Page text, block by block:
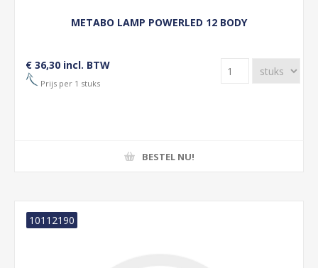
METABO LAMP POWERLED 12 BODY
€ 36,30 incl. BTW
Prijs per 1 stuks
BESTEL NU!
10112190